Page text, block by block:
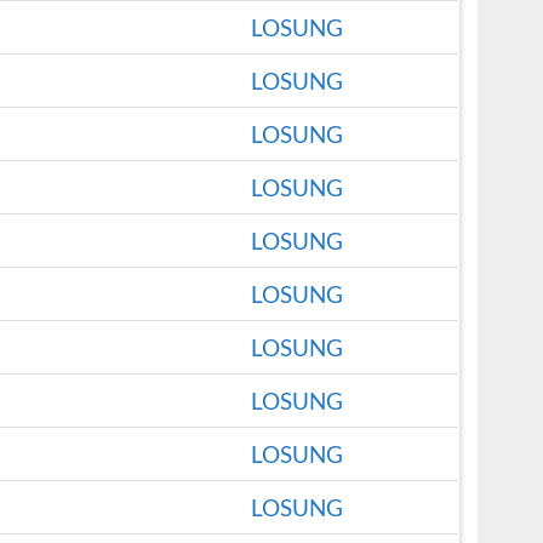
LOSUNG
LOSUNG
LOSUNG
LOSUNG
LOSUNG
LOSUNG
LOSUNG
LOSUNG
LOSUNG
LOSUNG